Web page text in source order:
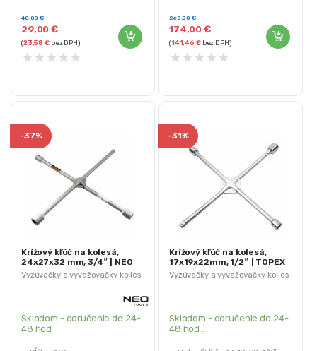
29,00€
40,00€
(23,58€bez DPH)
★★★★★
Nm
Priemerná spotreba vzduchu:
1140 l/min
174,00€
260,00€
(141,46 €bez DPH)
★★★★★
Vyzúvačky a vyvažovačky kolies
-37%
Krížový kľúč na kolesá,
24x27x32 mm, 3/4″ | NEO
TOOLS
Skladom - doručenie do 24-
48 hod
Vyzúvačky a vyvažovačky kolies
-31%
Krížový kľúč na kolesá,
17x19x22mm, 1/2″ | TOPEX
Skladom - doručenie do 24-
48 hod .